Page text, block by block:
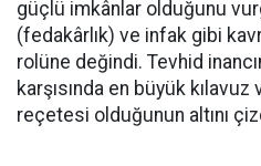
güçlü imkânlar olduğunu
(fedakârlık) ve infak gibi
rolüne değindi. Tevhid
karşısında en büyük
reçetesi olduğunun altını